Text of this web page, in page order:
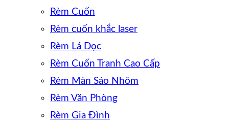
Rèm Cuốn
Rèm cuốn khắc laser
Rèm Lá Dọc
Rèm Cuốn Tranh Cao Cấp
Rèm Màn Sáo Nhôm
Rèm Văn Phòng
Rèm Gia Đình